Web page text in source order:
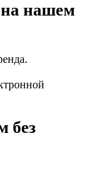
на нашем
без